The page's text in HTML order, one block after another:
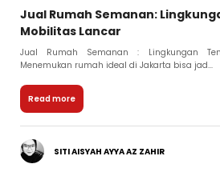
Jual Rumah Semanan:
Mobilitas Lancar
Jual Rumah Semanan : Lingkungan
Menemukan rumah ideal di Jakarta bisa jad...
Read more
SITI AISYAH AYYA AZ ZAHIR